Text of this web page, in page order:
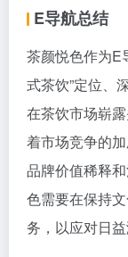
E导航总结
茶颜悦色作为E
式茶饮”定位、
在茶饮市场崭
着市场竞争的
品牌价值稀释
色需要在保持
务，以应对日益